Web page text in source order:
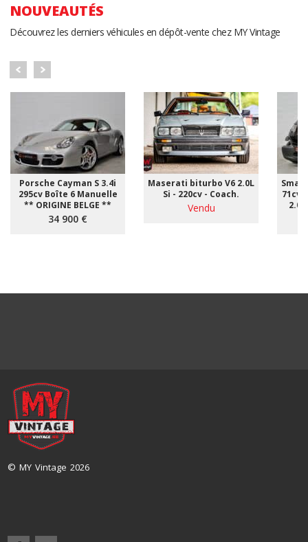
NOUVEAUTÉS
Découvrez les derniers véhicules en dépôt-vente chez MY Vintage
Porsche Cayman S 3.4i
295cv Boîte 6 Manuelle
** ORIGINE BELGE **
34 900 €
Maserati biturbo V6 2.0L
Si - 220cv - Coach.
Vendu
71cv
© MY Vintage 2026